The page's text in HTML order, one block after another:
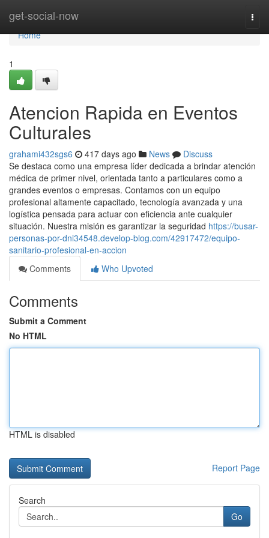
get-social-now
Home
Home
1
Atencion Rapida en Eventos
Culturales
grahami432sgs6 417 days ago News
Discuss
Se destaca como una empresa líder dedicada a brindar atención
médica de primer nivel, orientada tanto a particulares como a
grandes eventos o empresas. Contamos con un equipo
profesional altamente capacitado, tecnología avanzada y una
logística pensada para actuar con eficiencia ante cualquier
situación. Nuestra misión es garantizar la seguridad https://busar-
personas-por-dni34548.develop-blog.com/42917472/equipo-
sanitario-profesional-en-accion
Comments
Who Upvoted
Comments
Submit a Comment
No HTML
HTML is disabled
Report Page
Search
Go